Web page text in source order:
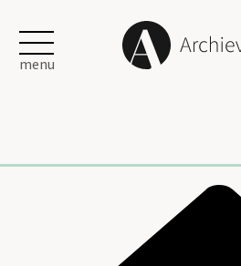
menu